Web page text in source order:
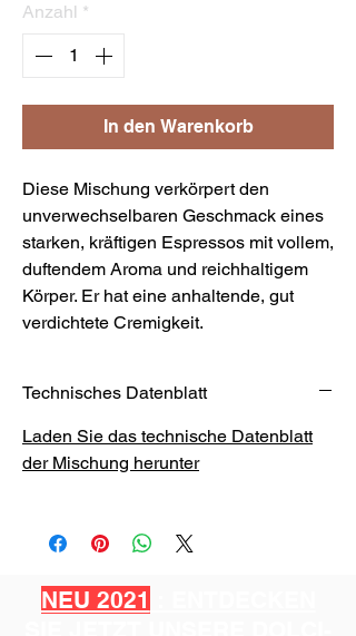
Anzahl *
In den Warenkorb
Diese Mischung verkörpert den
unverwechselbaren Geschmack eines
starken, kräftigen Espressos mit vollem,
duftendem Aroma und reichhaltigem
Körper. Er hat eine anhaltende, gut
verdichtete Cremigkeit.
Technisches Datenblatt
Laden Sie das technische Datenblatt
der Mischung herunter
NEU 2021